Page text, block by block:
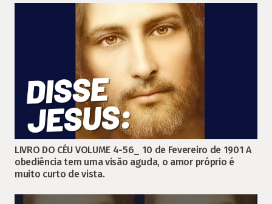
LIVRO DO CÉU VOLUME 4-56_ 10 de Fevereiro de 1901 A
obediência tem uma visão aguda, o amor próprio é
muito curto de vista.